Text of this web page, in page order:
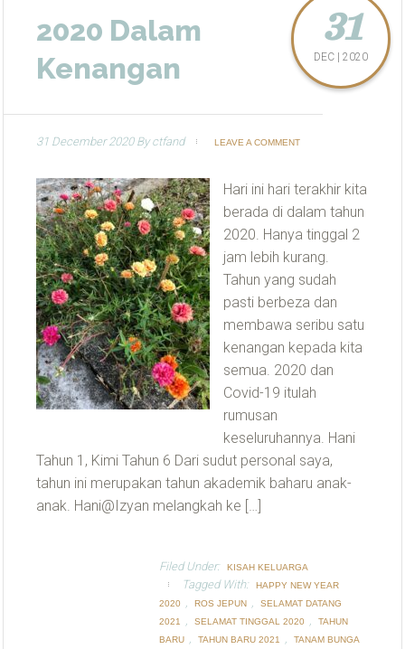
2020 Dalam
Kenangan
31
DEC | 2020
31 December 2020Byctfand LEAVE A COMMENT
Hari ini hari terakhir kita
berada di dalam tahun
2020. Hanya tinggal 2
jam lebih kurang.
Tahun yang sudah
pasti berbeza dan
membawa seribu satu
kenangan kepada kita
semua. 2020 dan
Covid-19 itulah
rumusan
keseluruhannya. Hani
Tahun 1, Kimi Tahun 6 Dari sudut personal saya,
tahun ini merupakan tahun akademik baharu anak-
anak. Hani@Izyan melangkah ke […]
Filed Under: KISAH KELUARGA
Tagged With:
HAPPY NEW YEAR
2020 , ROS JEPUN ,
SELAMAT DATANG
2021
, SELAMAT TINGGAL 2020 ,
TAHUN
BARU , TAHUN BARU 2021 ,
TANAM BUNGA